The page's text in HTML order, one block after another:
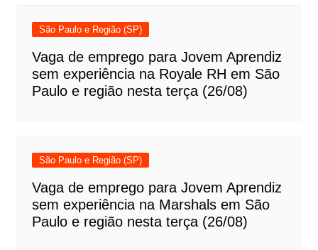
São Paulo e Região (SP)
Vaga de emprego para Jovem Aprendiz
sem experiência na Royale RH em São
Paulo e região nesta terça (26/08)
São Paulo e Região (SP)
Vaga de emprego para Jovem Aprendiz
sem experiência na Marshals em São
Paulo e região nesta terça (26/08)